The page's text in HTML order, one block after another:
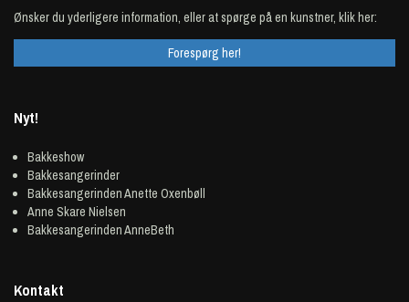
Ønsker du yderligere information, eller at spørge på en kunstner, klik her:
Forespørg her!
Nyt!
Bakkeshow
Bakkesangerinder
Bakkesangerinden Anette Oxenbøll
Anne Skare Nielsen
Bakkesangerinden AnneBeth
Kontakt